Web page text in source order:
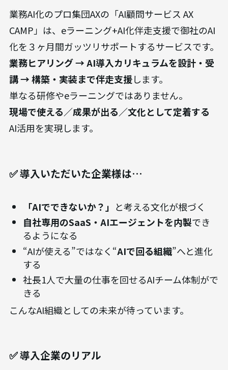
業務AI化のプロ集団AXの「AI顧問サービス AX
CAMP」は、eラーニング+AI化伴走支援で御社のAI
化を３ヶ月間ガッツリサポートするサービスです。
業務ヒアリング → AI導入カリキュラムを設計・受
講 → 構築・実装まで伴走支援します。
単なる研修やeラーニングではありません。
現場で使える／成果が出る／文化として定着する
AI活用を実現します。
✅ 導入いただいた企業様は…
「AIでできないか？」 と考える文化が根づく
自社専用のSaaS・AIエージェントを内製でき
るようになる
“AIが使える”ではなく“AIで回る組織”へと進化
する
社長1人で大量の仕事を回せるAIチーム体制がで
きる
こんなAI組織としての未来が待っています。
✅ 導入企業のリアル